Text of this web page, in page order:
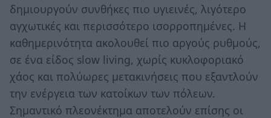
δημιουργούν συνθήκες πιο υγιεινές, λιγότερο
αγχωτικές και περισσότερο ισορροπημένες. Η
καθημερινότητα ακολουθεί πιο αργούς ρυθμούς,
σε ένα είδος slow living, χωρίς κυκλοφοριακό
χάος και πολύωρες μετακινήσεις που εξαντλούν
την ενέργεια των κατοίκων των πόλεων.
Σημαντικό πλεονέκτημα αποτελούν επίσης οι